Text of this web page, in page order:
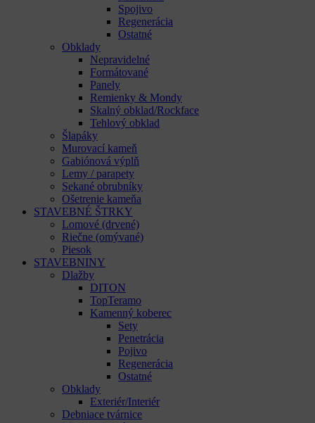
Spojivo
Regenerácia
Ostatné
Obklady
Nepravidelné
Formátované
Panely
Remienky & Mondy
Skalný obklad/Rockface
Tehlový obklad
Šlapáky
Murovací kameň
Gabiónová výplň
Lemy / parapety
Sekané obrubníky
Ošetrenie kameňa
STAVEBNÉ ŠTRKY
Lomové (drvené)
Riečne (omývané)
Piesok
STAVEBNINY
Dlažby
DITON
TopTeramo
Kamenný koberec
Sety
Penetrácia
Pojivo
Regenerácia
Ostatné
Obklady
Exteriér/Interiér
Debniace tvárnice